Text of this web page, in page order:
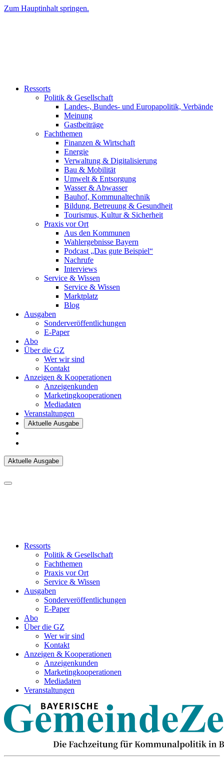
Zum Hauptinhalt springen.
Ressorts
Politik & Gesellschaft
Landes-, Bundes- und Europapolitik, Verbände
Meinung
Gastbeiträge
Fachthemen
Finanzen & Wirtschaft
Energie
Verwaltung & Digitalisierung
Bau & Mobilität
Umwelt & Entsorgung
Wasser & Abwasser
Bauhof, Kommunaltechnik
Bildung, Betreuung & Gesundheit
Tourismus, Kultur & Sicherheit
Praxis vor Ort
Aus den Kommunen
Wahlergebnisse Bayern
Podcast „Das gute Beispiel“
Nachrufe
Interviews
Service & Wissen
Service & Wissen
Marktplatz
Blog
Ausgaben
Sonderveröffentlichungen
E-Paper
Abo
Über die GZ
Wer wir sind
Kontakt
Anzeigen & Kooperationen
Anzeigenkunden
Marketingkooperationen
Mediadaten
Veranstaltungen
Aktuelle Ausgabe
Aktuelle Ausgabe
Ressorts
Politik & Gesellschaft
Fachthemen
Praxis vor Ort
Service & Wissen
Ausgaben
Sonderveröffentlichungen
E-Paper
Abo
Über die GZ
Wer wir sind
Kontakt
Anzeigen & Kooperationen
Anzeigenkunden
Marketingkooperationen
Mediadaten
Veranstaltungen